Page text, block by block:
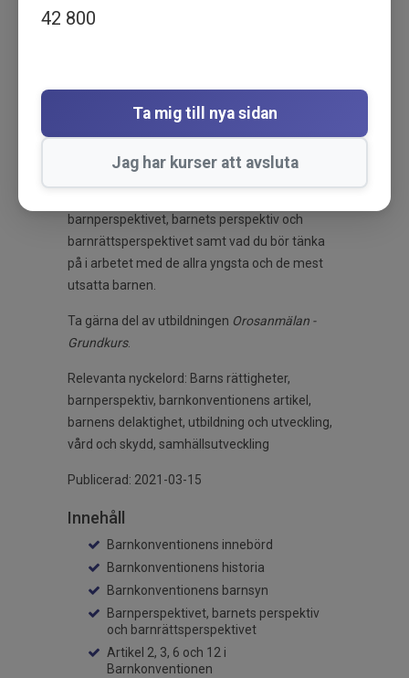
Förbättra din förståelse för Barnkonventionen
I denna uppdaterade version av
utbildningenBarnkonventionenfår du lära dig
varför den kom till och hur arbetet med barns
rättigheter ser ut idag när konventionen är
barnperspektivet, barnets perspektiv och
barnrättsperspektivet samt vad du bör tänka
på i arbetet med de allra yngsta och de mest
utsatta barnen.
Ta gärna del av utbildningen Orosanmälan -
Grundkurs.
Relevanta nyckelord: Barns rättigheter,
barnperspektiv, barnkonventionens artikel,
barnens delaktighet, utbildning och utveckling,
vård och skydd, samhällsutveckling
Publicerad: 2021-03-15
Innehåll
Barnkonventionens innebörd
Barnkonventionens historia
Barnkonventionens barnsyn
Barnperspektivet, barnets perspektiv
och barnrättsperspektivet
Artikel 2, 3, 6 och 12 i
Barnkonventionen
42 800
Ta mig till nya sidan
Jag har kurser att avsluta